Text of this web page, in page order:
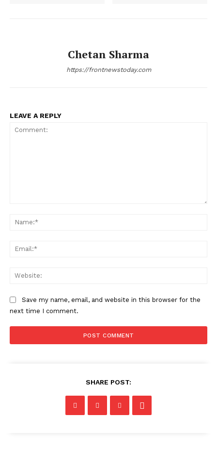
Chetan Sharma
https://frontnewstoday.com
LEAVE A REPLY
Save my name, email, and website in this browser for the
next time I comment.
SHARE POST: